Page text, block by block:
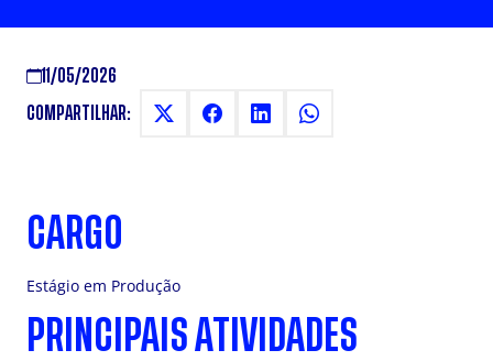
11/05/2026
COMPARTILHAR:
CARGO
Estágio em Produção
PRINCIPAIS ATIVIDADES